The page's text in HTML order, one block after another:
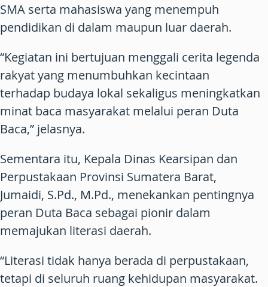
SMA serta mahasiswa yang menempuh
pendidikan di dalam maupun luar daerah.
“Kegiatan ini bertujuan menggali cerita legenda
rakyat yang menumbuhkan kecintaan
terhadap budaya lokal sekaligus meningkatkan
minat baca masyarakat melalui peran Duta
Baca,” jelasnya.
Sementara itu, Kepala Dinas Kearsipan dan
Perpustakaan Provinsi Sumatera Barat,
Jumaidi, S.Pd., M.Pd., menekankan pentingnya
peran Duta Baca sebagai pionir dalam
memajukan literasi daerah.
“Literasi tidak hanya berada di perpustakaan,
tetapi di seluruh ruang kehidupan masyarakat.